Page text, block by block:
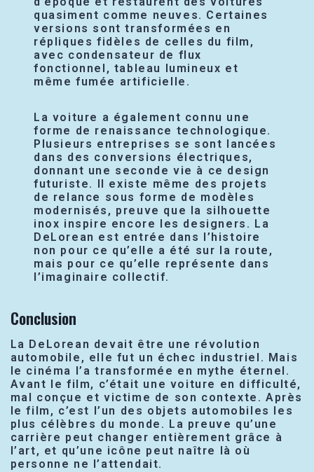
quasiment comme neuves. Certaines
versions sont transformées en
répliques fidèles de celles du film,
avec condensateur de flux
fonctionnel, tableau lumineux et
même fumée artificielle.
La voiture a également connu une
forme de renaissance technologique.
Plusieurs entreprises se sont lancées
dans des conversions électriques,
donnant une seconde vie à ce design
futuriste. Il existe même des projets
de relance sous forme de modèles
modernisés, preuve que la silhouette
inox inspire encore les designers. La
DeLorean est entrée dans l’histoire
non pour ce qu’elle a été sur la route,
mais pour ce qu’elle représente dans
l’imaginaire collectif.
Conclusion
La DeLorean devait être une révolution
automobile, elle fut un échec industriel. Mais
le cinéma l’a transformée en mythe éternel.
Avant le film, c’était une voiture en difficulté,
mal conçue et victime de son contexte. Après
le film, c’est l’un des objets automobiles les
plus célèbres du monde. La preuve qu’une
carrière peut changer entièrement grâce à
l’art, et qu’une icône peut naître là où
personne ne l’attendait.